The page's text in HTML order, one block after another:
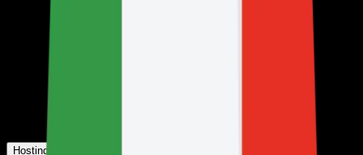
Hosting giochi